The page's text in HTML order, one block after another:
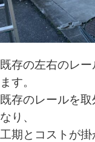
既存の左右のレ
ます。
既存のレールを
なり、
工期とコストが